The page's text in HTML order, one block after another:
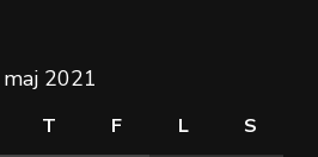
maj 2021
T F L S